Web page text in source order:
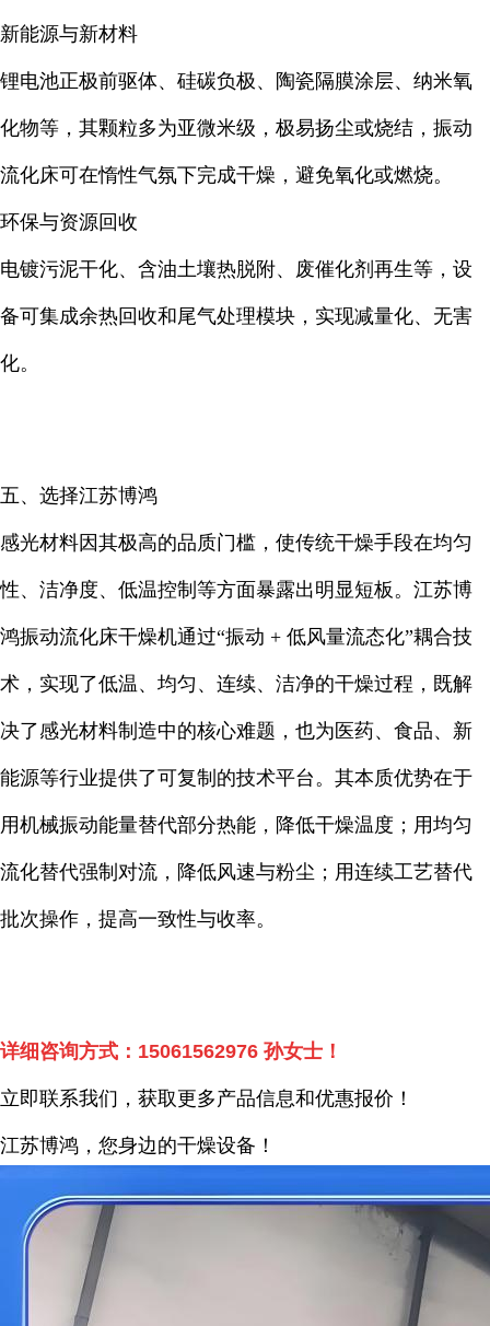
新能源与新材料
锂电池正极前驱体、硅碳负极、陶瓷隔膜涂层、纳米氧
化物等，其颗粒多为亚微米级，极易扬尘或烧结，振动
流化床可在惰性气氛下完成干燥，避免氧化或燃烧。
环保与资源回收
电镀污泥干化、含油土壤热脱附、废催化剂再生等，设
备可集成余热回收和尾气处理模块，实现减量化、无害
化。
五、选择江苏博鸿
感光材料因其极高的品质门槛，使传统干燥手段在均匀
性、洁净度、低温控制等方面暴露出明显短板。江苏博
鸿振动流化床干燥机通过“振动 + 低风量流态化”耦合技
术，实现了低温、均匀、连续、洁净的干燥过程，既解
决了感光材料制造中的核心难题，也为医药、食品、新
能源等行业提供了可复制的技术平台。其本质优势在于
用机械振动能量替代部分热能，降低干燥温度；用均匀
流化替代强制对流，降低风速与粉尘；用连续工艺替代
批次操作，提高一致性与收率。
详细咨询方式： 15061562976 孙女士！
立即联系我们，获取更多产品信息和优惠报价！
江苏博鸿，您身边的干燥设备 ！